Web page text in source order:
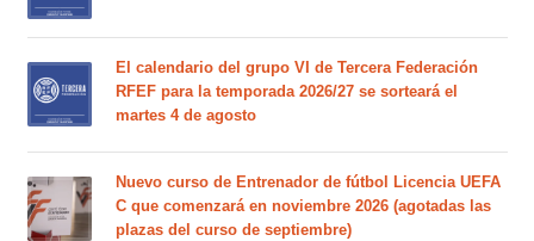
El calendario del grupo VI de Tercera Federación
RFEF para la temporada 2026/27 se sorteará el
martes 4 de agosto
Nuevo curso de Entrenador de fútbol Licencia UEFA
C que comenzará en noviembre 2026 (agotadas las
plazas del curso de septiembre)